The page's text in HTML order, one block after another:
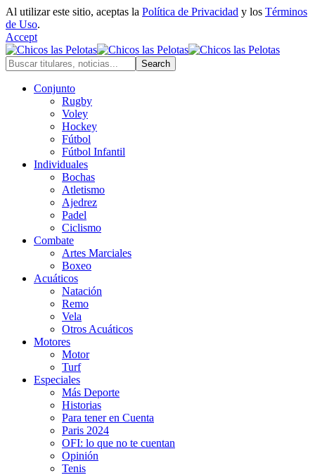
Al utilizar este sitio, aceptas la Política de Privacidad y los Términos
de Uso.
Accept
Conjunto
Rugby
Voley
Hockey
Fútbol
Fútbol Infantil
Individuales
Bochas
Atletismo
Ajedrez
Padel
Ciclismo
Combate
Artes Marciales
Boxeo
Acuáticos
Natación
Remo
Vela
Otros Acuáticos
Motores
Motor
Turf
Especiales
Más Deporte
Historias
Para tener en Cuenta
Paris 2024
OFI: lo que no te cuentan
Opinión
Tenis